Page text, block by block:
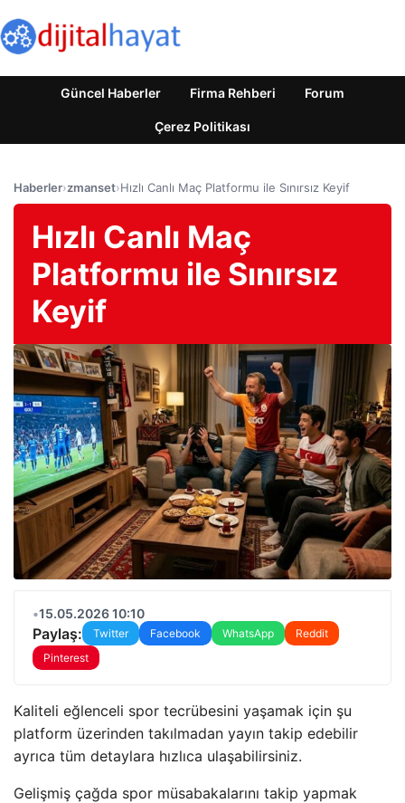
Güncel Haberler Firma Rehberi Forum
Çerez Politikası
Haberler›zmanset›Hızlı Canlı Maç Platformu ile Sınırsız Keyif
Hızlı Canlı Maç
Platformu ile Sınırsız
Keyif
•15.05.2026 10:10
Paylaş: Twitter Facebook WhatsApp
Reddit
Pinterest
Kaliteli eğlenceli spor tecrübesini yaşamak için şu
platform üzerinden takılmadan yayın takip edebilir
ayrıca tüm detaylara hızlıca ulaşabilirsiniz.
Gelişmiş çağda spor müsabakalarını takip yapmak